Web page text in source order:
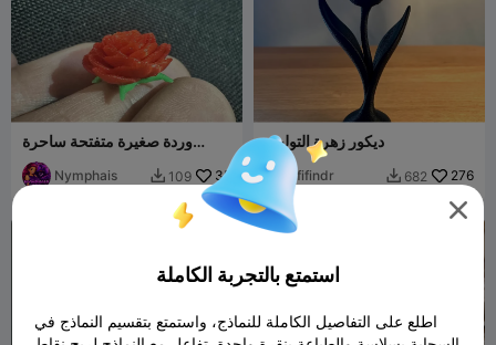
وردة صغيرة متفتحة ساحرة
لحديقة الجنيات وزهرة رش
Nymphais  109 35
ديكور زهرة التوليب
fifindr  682 276

استمتع بالتجربة الكاملة
اطلع على التفاصيل الكاملة للنماذج، واستمتع بتقسيم النماذج في